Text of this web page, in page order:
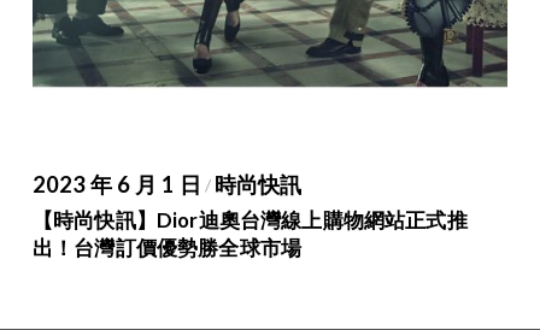
2023 年 6 月 1 日 / 時尚快訊
【時尚快訊】Dior迪奧台灣線上購物網站正式推
出！台灣訂價優勢勝全球市場